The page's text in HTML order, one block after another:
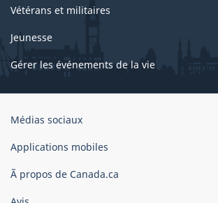
Vétérans et militaires
Jeunesse
Gérer les événements de la vie
Organisation
gouvernement
Canada
Médias sociaux
Applications mobiles
Ã propos de Canada.ca